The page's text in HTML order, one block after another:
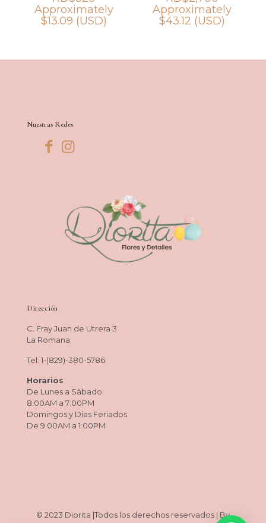
Approximately
$13.09 (USD)
Approximately
$43.12 (USD)
Nuestras Redes
Dirección
C. Fray Juan de Utrera 3
La Romana
Tel: 1-(829)-380-5786
Horarios
De Lunes a Sàbado
8:00AM a 7:00PM
Domingos y Días Feriados
De 9:00AM a 1:00PM
© 2023 Diorita |Todos los derechos reservados | By